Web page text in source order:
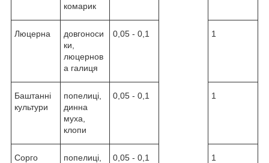
комарик
Люцерна
довгоноси
ки,
люцернов
а галиця
0,05 - 0,1 1
Баштанні
культури
попелиці,
динна
муха,
клопи
0,05 - 0,1 1
Сорго
попелиці,
0,05 - 0,1 1